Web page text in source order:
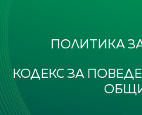
ПОЛИТИКА
КОДЕКС ЗА